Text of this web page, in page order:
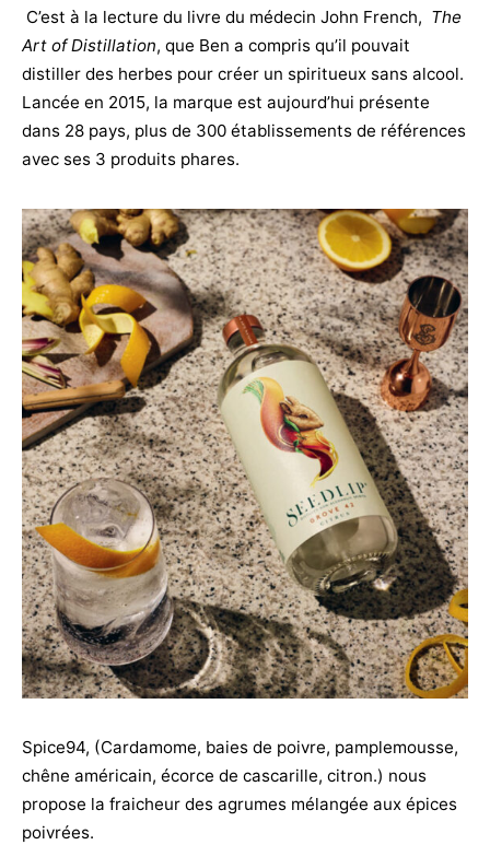
C’est à la lecture du livre du médecin John French, The
Art of Distillation, que Ben a compris qu’il pouvait
distiller des herbes pour créer un spiritueux sans alcool.
Lancée en 2015, la marque est aujourd’hui présente
dans 28 pays, plus de 300 établissements de références
avec ses 3 produits phares.
Spice94, (Cardamome, baies de poivre, pamplemousse,
chêne américain, écorce de cascarille, citron.) nous
propose la fraicheur des agrumes mélangée aux épices
poivrées.